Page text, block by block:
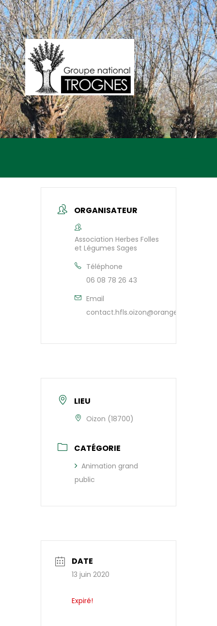
ORGANISATEUR
Association Herbes Folles
et Légumes Sages
Téléphone
06 08 78 26 43
Email
contact.hfls.oizon@orange.fr
LIEU
Oizon (18700)
CATÉGORIE
Animation grand
public
DATE
13 juin 2020
Expiré!